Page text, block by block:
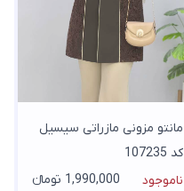
مانتو مزونی مازراتی سیسیل
کد 107235
ناموجود
1,990,000 تومانء